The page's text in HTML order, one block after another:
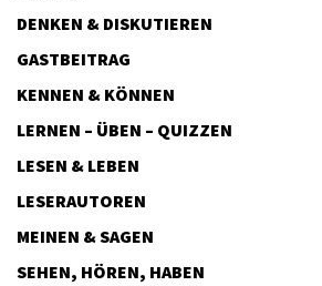
DENKEN & DISKUTIEREN
GASTBEITRAG
KENNEN & KÖNNEN
LERNEN – ÜBEN – QUIZZEN
LESEN & LEBEN
LESERAUTOREN
MEINEN & SAGEN
SEHEN, HÖREN, HABEN